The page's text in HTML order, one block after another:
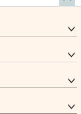
ップ